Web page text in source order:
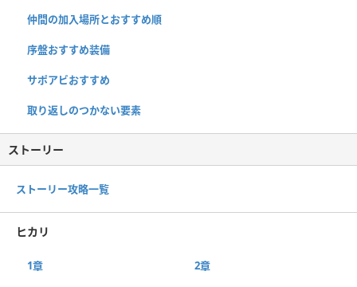
仲間の加入場所とおすすめ順
序盤おすすめ装備
サポアビおすすめ
取り返しのつかない要素
ストーリー
ストーリー攻略一覧
ヒカリ
1章 2章